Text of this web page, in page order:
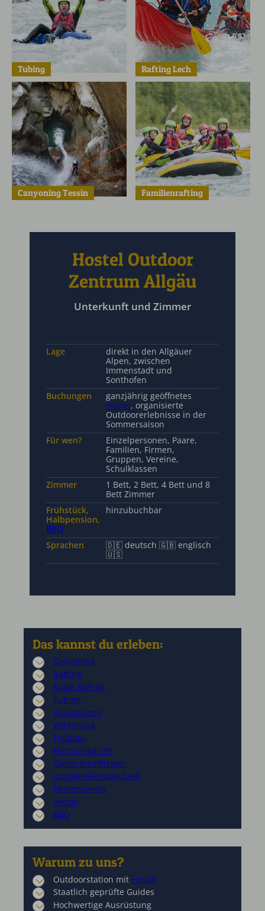
Tubing Rafting Lech
Canyoning Tessin Familienrafting
Hostel Outdoor
Zentrum Allgäu
Unterkunft und Zimmer
Lage
direkt in den Allgäuer
Alpen, zwischen
Immenstadt und
Sonthofen
Buchungen
ganzjährig geöffnetes
Hostel, organisierte
Outdoorerlebnisse in der
Sommersaison
Für wen?
Einzelpersonen, Paare,
Familien, Firmen,
Gruppen, Vereine,
Schulklassen
Zimmer
1 Bett, 2 Bett, 4 Bett und 8
Bett Zimmer
Frühstück,
Halbpension,
BBQ
hinzubuchbar
Sprachen
🇩🇪 deutsch 🇬🇧 englisch
🇺🇸
Das kannst du erleben:
Canyoning
Rafting
Kajak Rafting
Tubing
Quadtouren
Wildnistag
Floßbau
Hochseilgarten
Gleitschirmfliegen
Junggesellenabschied
Firmenevents
Hostel
BBQ
Warum zu uns?
Outdoorstation mit Hostel
Staatlich geprüfte Guides
Hochwertige Ausrüstung